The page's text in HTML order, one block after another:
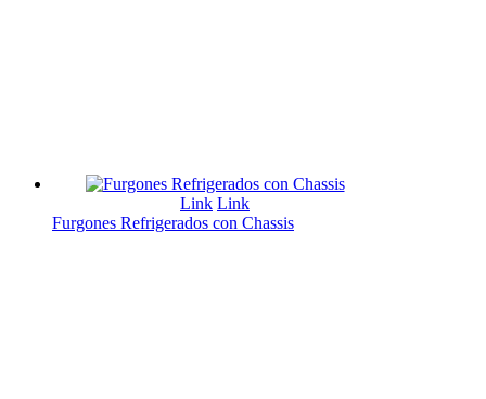
Link Link
Furgones Refrigerados con Chassis